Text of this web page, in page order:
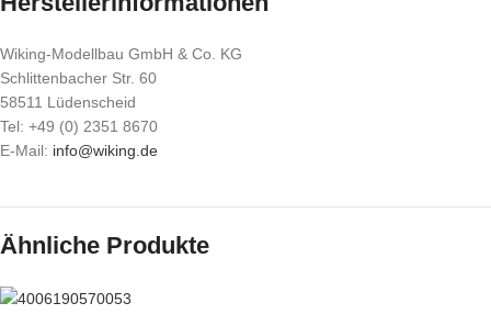
Wiking-Modellbau GmbH & Co. KG
Schlittenbacher Str. 60
58511 Lüdenscheid
Tel: +49 (0) 2351 8670
E-Mail: info@wiking.de
Ähnliche Produkte